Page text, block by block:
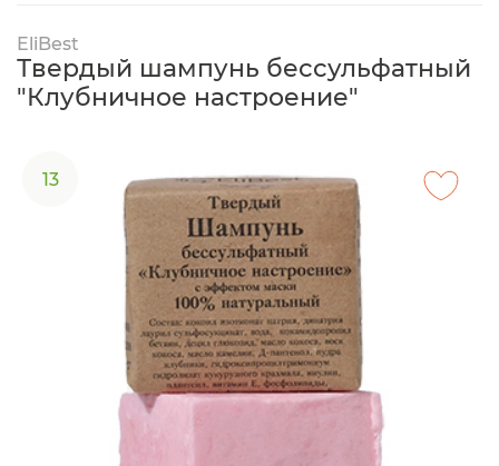
EliBest
Твердый шампунь бессульфатный
"Клубничное настроение"
13